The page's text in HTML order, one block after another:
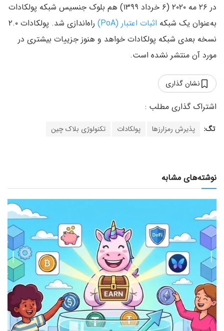
در ۲۶ مه ۲۰۲۰ (۶ خرداد ۱۳۹۹) هم بلوک جنسیس شبکه پولکادات
به‌عنوان یک شبکه اثبات اعتبار (PoA)
راه‌اندازی شد. پولکادات ۲.۰
نسخه بعدی شبکه پولکادات‌ خواهد و هنوز جزییات بیشتری در
مورد آن منتشر نشده است.
نشان گذاری
تگ: پذیرش رمزارزها پولکادات تکنولوژی بلاک چین
نوشته‌های مشابه